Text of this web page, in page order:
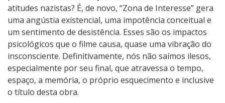
atitudes nazistas? É, de novo, “Zona de Interesse” gera
uma angústia existencial, uma impotência conceitual e
um sentimento de desistência. Esses são os impactos
psicológicos que o filme causa, quase uma vibração do
insconsciente. Definitivamente, nós não saímos ilesos,
especialmente por seu final, que atravessa o tempo,
espaço, a memória, o próprio esquecimento e inclusive
o título desta obra.